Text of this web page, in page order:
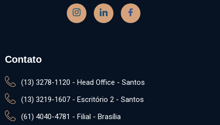
Contato
(13) 3278-1120 - Head Office - Santos
(13) 3219-1607 - Escritório 2 - Santos
(61) 4040-4781 - Filial - Brasília